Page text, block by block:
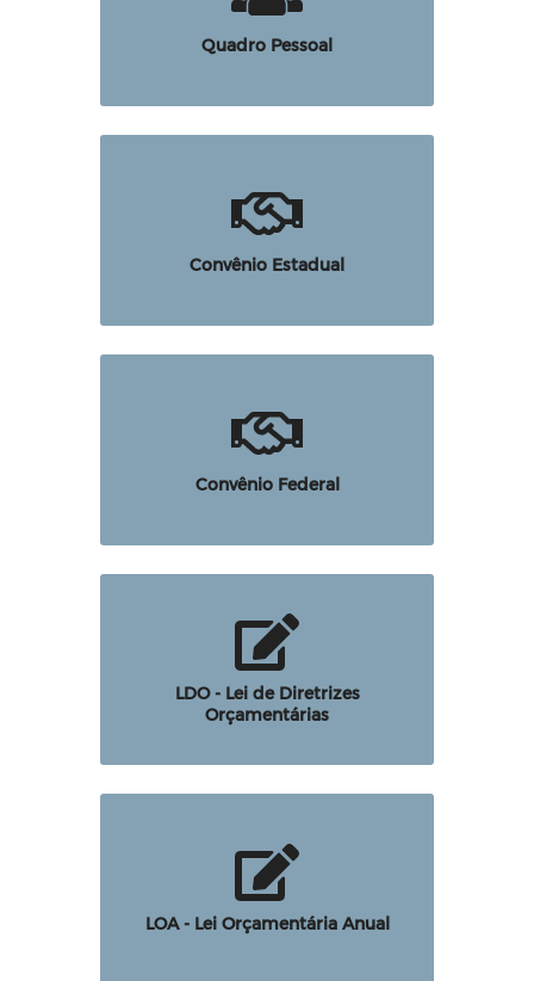
Quadro Pessoal
Convênio Estadual
Convênio Federal
LDO - Lei de Diretrizes
Orçamentárias
LOA - Lei Orçamentária Anual